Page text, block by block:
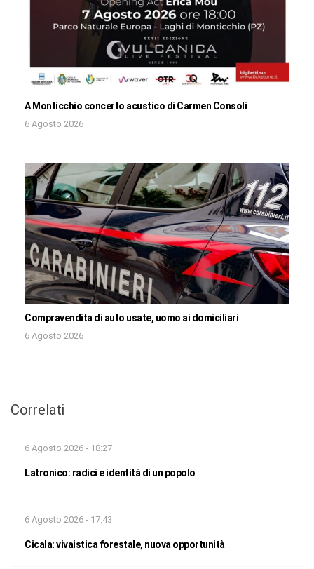
A Monticchio concerto acustico di Carmen Consoli
6 Agosto 2026
Compravendita di auto usate, uomo ai domiciliari
6 Agosto 2026
Correlati
6 Agosto 2026 - 18:27
Latronico: radici e identità di un popolo
6 Agosto 2026 - 17:43
Cicala: vivaistica forestale, nuova opportunità